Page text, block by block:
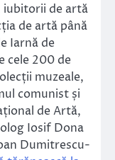
iubitorii de artă
de artă până
Iarnă de
cele 200 de
muzeale,
comunist și
de Artă,
Iosif Dona
Dumitrescu-